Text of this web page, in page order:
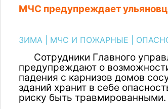
МЧС предупреждает
ЗИМА МЧС И ПОЖАРНЫЕ
Сотрудники Главного
предупреждают о
падения с карнизов домов
зданий хранит в себе
риску быть травмированными.